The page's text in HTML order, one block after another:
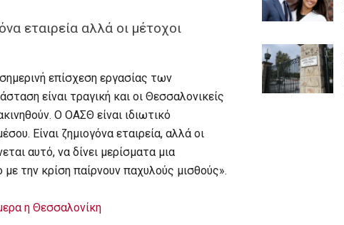
εταιρεία αλλά οι μέτοχοι
επίσχεση εργασίας των
είναι τραγική και οι Θεσσαλονικείς
Ο ΟΑΣΘ είναι ιδιωτικό
Είναι ζημιογόνα εταιρεία, αλλά οι
αυτό, να δίνει μερίσματα μια
την κρίση παίρνουν παχυλούς μισθούς».
η Θεσσαλονίκη